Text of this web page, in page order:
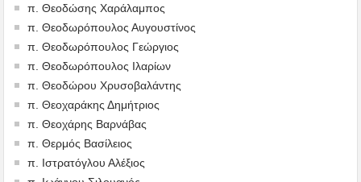
π. Θεοδώσης Χαράλαμπος
π. Θεοδωρόπουλος Αυγουστίνος
π. Θεοδωρόπουλος Γεώργιος
π. Θεοδωρόπουλος Ιλαρίων
π. Θεοδώρου Χρυσοβαλάντης
π. Θεοχαράκης Δημήτριος
π. Θεοχάρης Βαρνάβας
π. Θερμός Βασίλειος
π. Ιστρατόγλου Αλέξιος